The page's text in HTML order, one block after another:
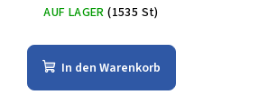
AUF LAGER(1535 St)
In den Warenkorb